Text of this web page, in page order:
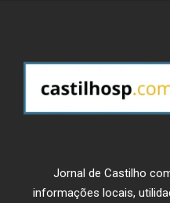
Jornal de Castilho
informações locais,